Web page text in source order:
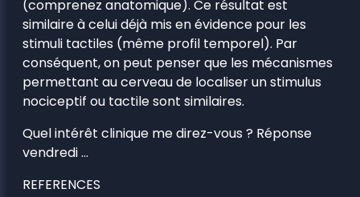
(comprenez anatomique). Ce résultat est
similaire à celui déjà mis en évidence pour les
stimuli tactiles (même profil temporel). Par
conséquent, on peut penser que les mécanismes
permettant au cerveau de localiser un stimulus
nociceptif ou tactile sont similaires.
Quel intérêt clinique me direz-vous ? Réponse
vendredi …
REFERENCES